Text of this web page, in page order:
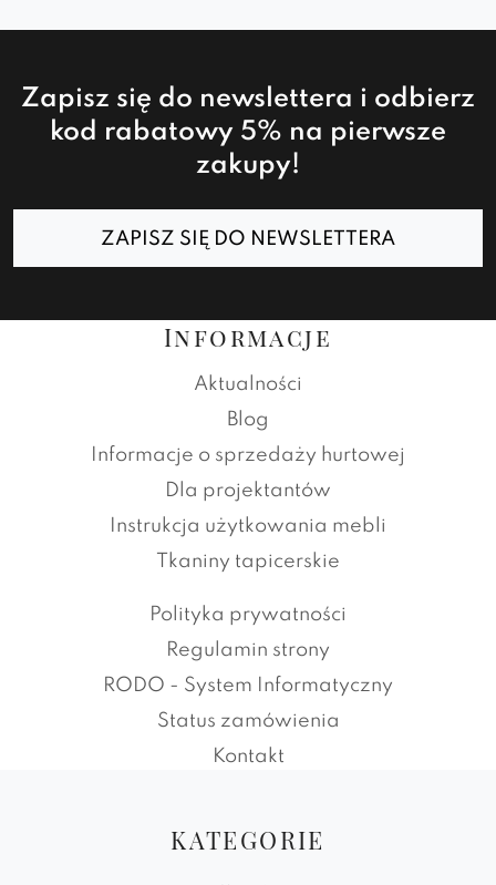
Zapisz się do newslettera i odbierz
kod rabatowy 5% na pierwsze
zakupy!
ZAPISZ SIĘ DO NEWSLETTERA
Informacje
Aktualności
Blog
Informacje o sprzedaży hurtowej
Dla projektantów
Instrukcja użytkowania mebli
Tkaniny tapicerskie
Polityka prywatności
Regulamin strony
RODO - System Informatyczny
Status zamówienia
Kontakt
KATEGORIE